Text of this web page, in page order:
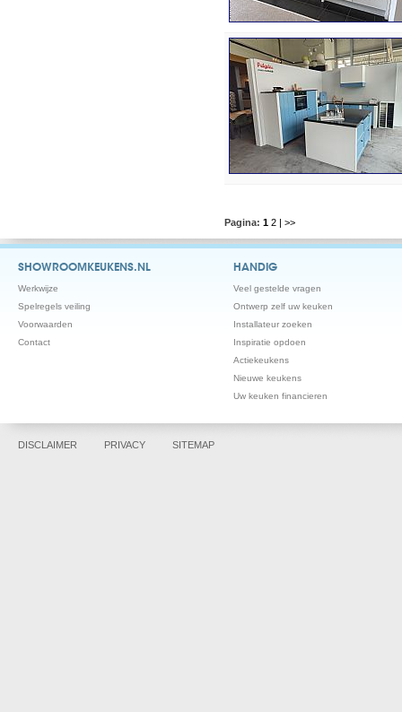
Pagina: 1 2 | >>
SHOWROOMKEUKENS.NL
Werkwijze
Spelregels veiling
Voorwaarden
Contact
HANDIG
Veel gestelde vragen
Ontwerp zelf uw keuken
Installateur zoeken
Inspiratie opdoen
Actiekeukens
Nieuwe keukens
Uw keuken financieren
DISCLAIMER PRIVACY SITEMAP